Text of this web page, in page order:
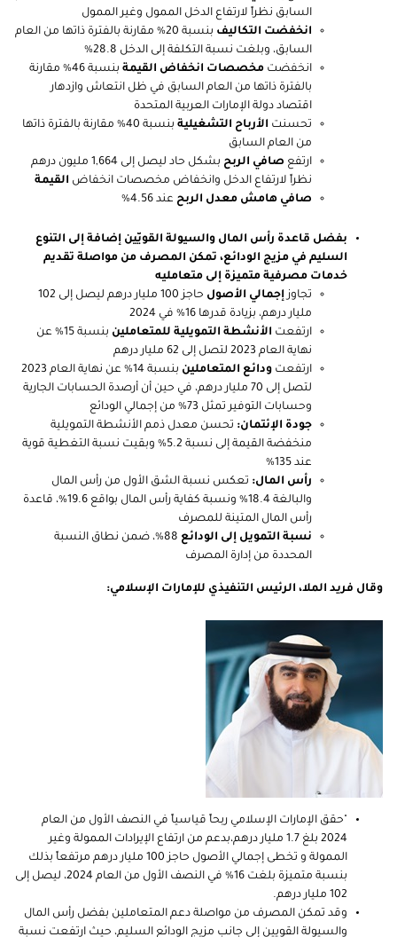
السابق نظراً لارتفاع الدخل الممول وغير الممول
انخفضت التكاليف
بنسبة 20% مقارنة بالفترة ذاتها من العام
السابق، وبلغت نسبة التكلفة إلى الدخل 28.8%
انخفضت مخصصات انخفاض القيمة
بنسبة 46% مقارنة
بالفترة ذاتها من العام السابق في ظل انتعاش وازدهار
اقتصاد دولة الإمارات العربية المتحدة
تحسنت الأرباح التشغيلية
بنسبة 40% مقارنة بالفترة ذاتها
من العام السابق
ارتفع صافي الربح
بشكل حاد ليصل إلى 1,664 مليون درهم
نظراً لارتفاع الدخل وانخفاض مخصصات انخفاض القيمة
صافي هامش معدل الربح عند
بفضل قاعدة رأس المال والسيولة القويّين إضافة إلى التنوع
السليم في مزيج الودائع، تمكن المصرف من مواصلة تقديم
خدمات مصرفية متميزة إلى متعامليه
تجاوزإجمالي الأصول حاجز 100 مليار درهم ليصل إلى
102
مليار درهم، بزيادة قدرها 16% في 2024
ارتفعت الأنشطة التمويلية للمتعاملين
بنسبة 15% عن
نهاية العام 2023 لتصل إلى 62 مليار درهم
ارتفعت ودائع المتعاملين
بنسبة 14% عن نهاية العام 2023
لتصل إلى 70 مليار درهم، في حين أن أرصدة الحسابات الجارية
وحسابات التوفير تمثل 73% من إجمالي الودائع
جودة الإئتمان: تحسن معدل ذمم الأنشطة التمويلية
منخفضة القيمة إلى نسبة 5.2% وبقيت نسبة التغطية قوية
عند 135%
رأس المال: تعكس نسبة الشق الأول من رأس المال
والبالغة 18.4% ونسبة كفاية رأس المال بواقع 19.6%، قاعدة
رأس المال المتينة للمصرف
نسبة التمويل إلى الودائع
88%، ضمن نطاق النسبة
المحددة من إدارة المصرف
وقال فريد الملا، الرئيس التنفيذي للإمارات الإسلامي:
"حقق الإمارات الإسلامي ربحاً قياسياً في النصف الأول من العام
2024 بلغ 1.7 مليار درهم،بدعم من ارتفاع الإيرادات الممولة وغير
الممولة و تخطى إجمالي الأصول حاجز 100 مليار درهم مرتفعاً بذلك
بنسبة متميزة بلغت 16% في النصف الأول من العام 2024، ليصل إلى
102 مليار درهم.
وقد تمكن المصرف من مواصلة دعم المتعاملين بفضل رأس المال
والسيولة القويين إلى جانب مزيج الودائع السليم، حيث ارتفعت نسبة